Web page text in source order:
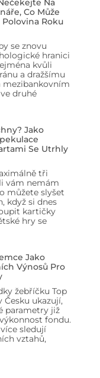
Co Může
Roku
se znovu
hranici
kvůli
a dražšímu
mezibankovním
druhé
Jako
Se Utrhly
tři
vám nemám
můžete slyšet
když si dnes
kartičky
hry se
Jako
Výnosů Pro
žebříčku Top
ukazují,
parametry již
fondu.
sledují
vztahů,